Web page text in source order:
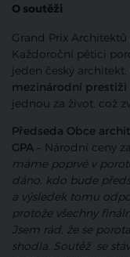
O soutěži
Grand Prix
Každoroční pětici
jeden český architekt.
mezinárodní prestiži
jednou za život, což
Předseda Obce
GPA – Národní ceny
máme poprvé v
dáno, kdo bude
a výsledek tomu
protože všechny
Jsem rád, že se
shodla. Soutěž se